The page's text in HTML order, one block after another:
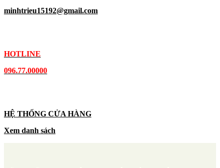
minhtrieu15192@gmail.com
HOTLINE
096.77.00000
HỆ THỐNG CỬA HÀNG
Xem danh sách